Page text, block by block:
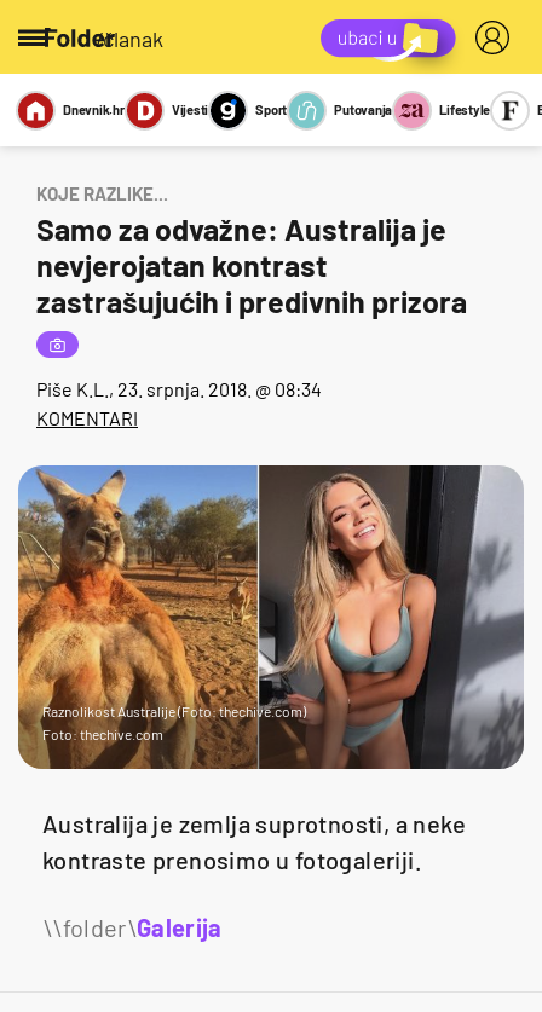
/članak
Miks Kviz
Report
Sexy
Dnevnik.hr Vijesti Sport Putovanja Lifestyle
KOJE RAZLIKE...
Samo za odvažne: Australija je
nevjerojatan kontrast
zastrašujućih i predivnih prizora
Piše K.L. , 23. srpnja. 2018. @ 08:34
KOMENTARI
Raznolikost Australije (Foto: thechive.com)
Foto: thechive.com
Australija je zemlja suprotnosti, a neke
kontraste prenosimo u fotogaleriji.
Galerija